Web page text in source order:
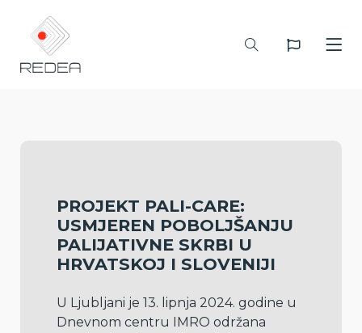
PROJEKT PALI-CARE:
USMJEREN POBOLJŠANJU
PALIJATIVNE SKRBI U
HRVATSKOJ I SLOVENIJI
U Ljubljani je 13. lipnja 2024. godine u
Dnevnom centru IMRO održana